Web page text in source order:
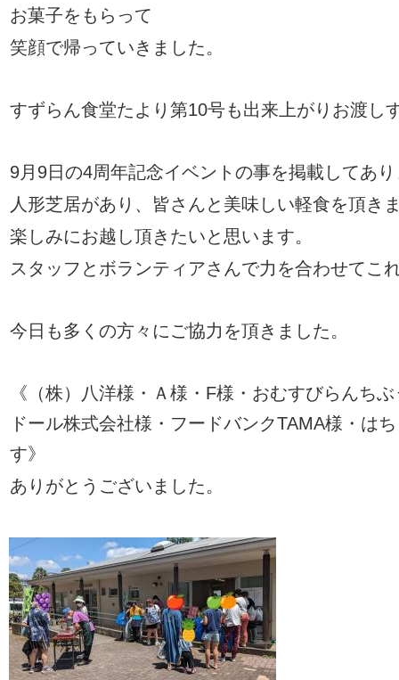
お菓子をもらって
笑顔で帰っていきました。
すずらん食堂たより第10号も出来上がりお渡し
9月9日の4周年記念イベントの事を掲載してあ
人形芝居があり、皆さんと美味しい軽食を頂き
楽しみにお越し頂きたいと思います。
スタッフとボランティアさんで力を合わせてこ
今日も多くの方々にご協力を頂きました。
《（株）八洋様・Ａ様・F様・おむすびらんち
ドール株式会社様・フードバンクTAMA様・は
す》
ありがとうございました。